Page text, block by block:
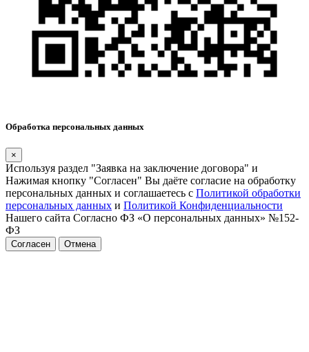
Обработка персональных данных
×
Используя раздел "Заявка на заключение договора" и
Нажимая кнопку "Согласен" Вы даёте согласие на обработку
персональных данных и соглашаетесь с Политикой обработки
персональных данных и Политикой Конфиденциальности
Нашего сайта Согласно ФЗ «О персональных данных» №152-
ФЗ
Согласен Отмена